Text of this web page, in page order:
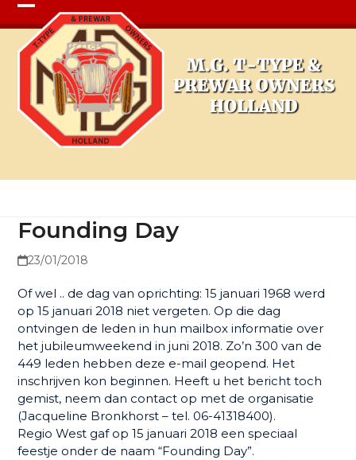
Open
mobile
menu
Close
mobile
menu
Founding Day
23/01/2018
Of wel .. de dag van oprichting: 15 januari 1968 werd
op 15 januari 2018 niet vergeten. Op die dag
ontvingen de leden in hun mailbox informatie over
het jubileumweekend in juni 2018. Zo’n 300 van de
449 leden hebben deze e-mail geopend. Het
inschrijven kon beginnen. Heeft u het bericht toch
gemist, neem dan contact op met de organisatie
(Jacqueline Bronkhorst – tel. 06-41318400).
Regio West gaf op 15 januari 2018 een speciaal
feestje onder de naam “Founding Day”.